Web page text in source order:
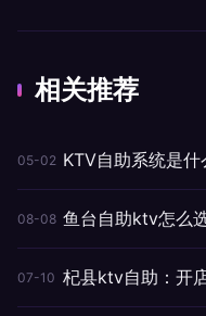
相关推荐
05-02 KTV自助系统是
08-08 鱼台自助ktv怎么
07-10 杞县ktv自助：开